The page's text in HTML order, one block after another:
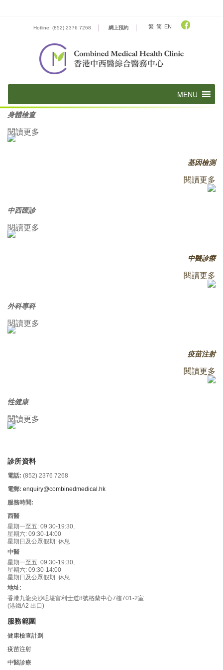
Hotline: (852) 2376 7268 網上預約 繁 简 EN
身體檢查
閱讀更多
基因檢測
閱讀更多
中西匯診
閱讀更多
中醫診療
閱讀更多
外科專科
閱讀更多
疫苗注射
閱讀更多
性健康
閱讀更多
診所資料
電話: (852) 2376 7268
電郵: enquiry@combinedmedical.hk
服務時間:
西醫
星期一至五: 09:30-19:30,
星期六: 09:30-14:00
星期日及公眾假期: 休息
中醫
星期一至五: 09:30-19:30,
星期六: 09:30-14:00
星期日及公眾假期: 休息
地址:
香港九龍尖沙咀堪富利士道8號格蘭中心7樓701-2室
(港鐵A2 出口)
服務範圍
健康檢查計劃
疫苗注射
中醫診療